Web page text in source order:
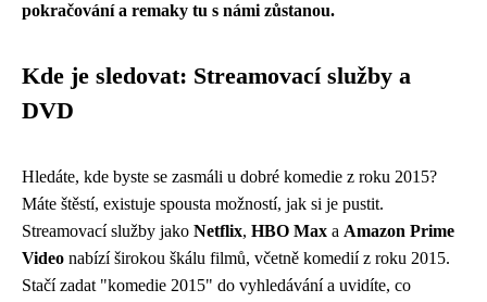
pokračování a remaky tu s námi zůstanou.
Kde je sledovat: Streamovací služby a
DVD
Hledáte, kde byste se zasmáli u dobré komedie z roku 2015?
Máte štěstí, existuje spousta možností, jak si je pustit.
Streamovací služby jako Netflix, HBO Max a Amazon Prime
Video nabízí širokou škálu filmů, včetně komedií z roku 2015.
Stačí zadat "komedie 2015" do vyhledávání a uvidíte, co